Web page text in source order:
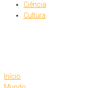
Ciência
Cultura
Início